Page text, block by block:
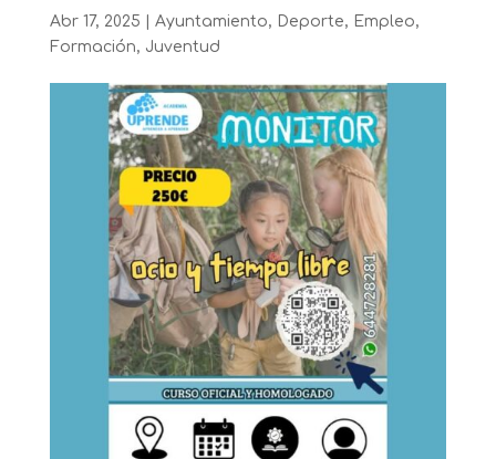
Abr 17, 2025 Ayuntamiento, Deporte, Empleo,
Formación, Juventud